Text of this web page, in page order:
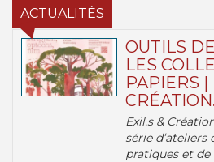
ACTUALITÉS
OUTILS
LES
PAPIERS |
Exil.s &
série
pratiques et